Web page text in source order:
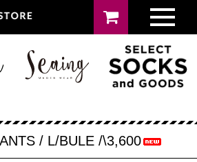
/ L/BULE /\3,600